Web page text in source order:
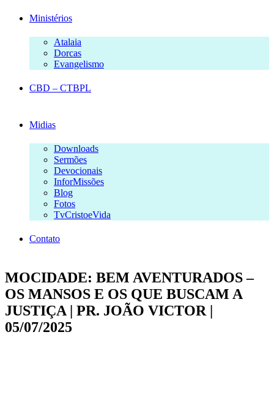
Ministérios
Atalaia
Dorcas
Evangelismo
CBD – CTBPL
Midias
Downloads
Sermões
Devocionais
InforMissões
Blog
Fotos
TvCristoeVida
Contato
MOCIDADE: BEM AVENTURADOS –
OS MANSOS E OS QUE BUSCAM A
JUSTIÇA | PR. JOÃO VICTOR |
05/07/2025